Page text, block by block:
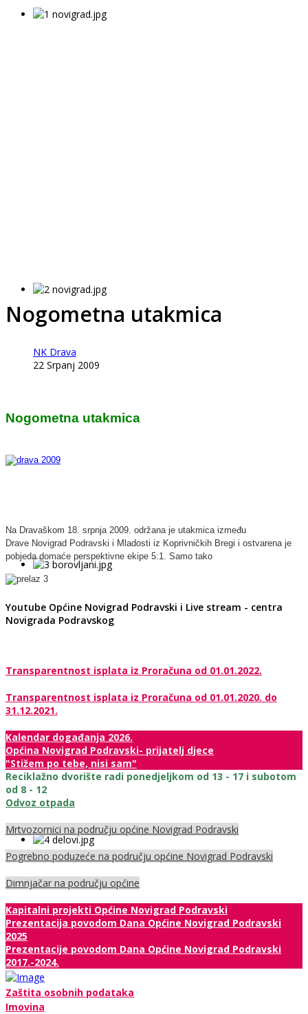
Nogometna utakmica
NK Drava
22 Srpanj 2009
Nogometna utakmica
Na Dravaškom 18. srpnja 2009. održana je utakmica između
Drave Novigrad Podravski i Mladosti iz Koprivničkih Bregi i ostvarena je
pobjeda domaće perspektivne ekipe 5:1. Samo tako
Youtube Općine Novigrad Podravski i Live stream - centra
Novigrada Podravskog
Transparentnost isplata iz Proračuna od 01.01.2022.
Transparentnost isplata iz Proračuna od 01.01.2020. do
31.12.2021.
Kalendar događanja 2026.
Općina Novigrad Podravski- prijatelj djece
"Stižem po tebe, nisi sam"
Reciklažno dvorište radi ponedjeljkom od 13 - 17 i subotom
od 8 - 12
Odvoz otpada
Mrtvozornici na području općine Novigrad Podravski
Pogrebno poduzeće na području općine Novigrad Podravski
Dimnjačar na području općine
Kapitalni projekti Općine Novigrad Podravski
Prezentacija povodom Dana Općine Novigrad Podravski
2025
Prezentacije povodom Dana Općine Novigrad Podravski
2017.-2024.
Zaštita osobnih podataka
Imovina